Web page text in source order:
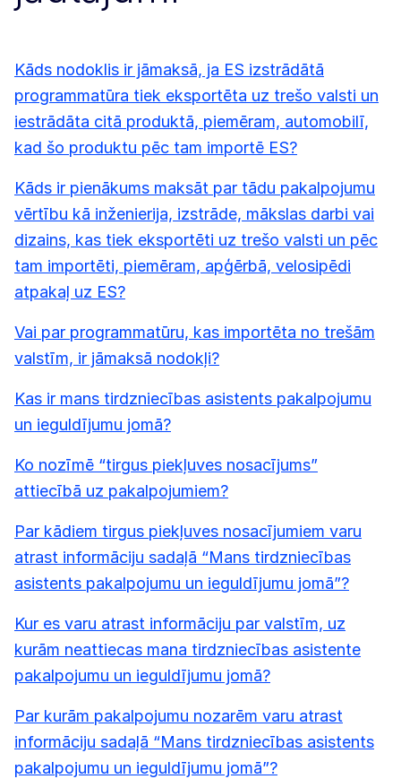
Kāds nodoklis ir jāmaksā, ja ES izstrādātā
programmatūra tiek eksportēta uz trešo valsti un
iestrādāta citā produktā, piemēram, automobilī,
kad šo produktu pēc tam importē ES?
Kāds ir pienākums maksāt par tādu pakalpojumu
vērtību kā inženierija, izstrāde, mākslas darbi vai
dizains, kas tiek eksportēti uz trešo valsti un pēc
tam importēti, piemēram, apģērbā, velosipēdi
atpakaļ uz ES?
Vai par programmatūru, kas importēta no trešām
valstīm, ir jāmaksā nodokļi?
Kas ir mans tirdzniecības asistents pakalpojumu
un ieguldījumu jomā?
Ko nozīmē “tirgus piekļuves nosacījums”
attiecībā uz pakalpojumiem?
Par kādiem tirgus piekļuves nosacījumiem varu
atrast informāciju sadaļā “Mans tirdzniecības
asistents pakalpojumu un ieguldījumu jomā”?
Kur es varu atrast informāciju par valstīm, uz
kurām neattiecas mana tirdzniecības asistente
pakalpojumu un ieguldījumu jomā?
Par kurām pakalpojumu nozarēm varu atrast
informāciju sadaļā “Mans tirdzniecības asistents
pakalpojumu un ieguldījumu jomā”?